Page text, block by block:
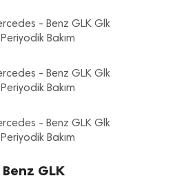
- Benz GLK Glk
Bakım
- Benz GLK Glk
Bakım
- Benz GLK Glk
Bakım
GLK